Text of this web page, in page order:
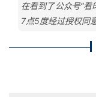
在看到了公众号“看
7点5度经过授权同